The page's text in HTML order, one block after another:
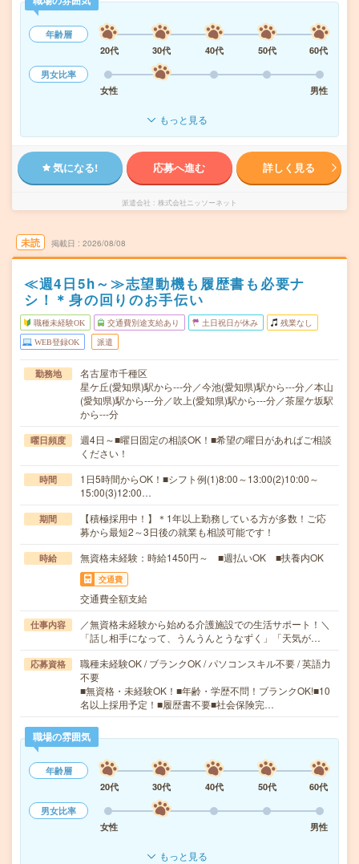
年齢層
20代
30代 40代 50代
60代
男女比率
女性
男性
もっと見る
気になる! 応募へ進む 詳しく見る
派遣会社 株式会社ニッソーネット
未読 掲載日 2026/08/08
≪週4日5h～≫志望動機も履歴書も必要ナ
シ！＊身の回りのお手伝い
職種未経験OK 交通費別途支給あり 土日祝日が休み 残業なし
WEB登録OK 派遣
勤務地
名古屋市千種区
星ケ丘(愛知県)駅から---分／今池(愛知県)駅から---分／本山
(愛知県)駅から---分／吹上(愛知県)駅から---分／茶屋ケ坂駅
から---分
曜日頻度
週4日～■曜日固定の相談OK！■希望の曜日があればご相談
ください！
時間
1日5時間からOK！■シフト例(1)8:00～13:00(2)10:00～
15:00(3)12:00…
期間
【積極採用中！】＊1年以上勤務している方が多数！ご応
募から最短2～3日後の就業も相談可能です！
時給 無資格未経験：時給1450円～ ■週払いOK ■扶養内OK
交通費
交通費全額支給
仕事内容
／無資格未経験から始める介護施設での生活サポート！＼
「話し相手になって、うんうんとうなずく」「天気が…
応募資格
職種未経験OK / ブランクOK / パソコンスキル不要 / 英語力
不要
■無資格・未経験OK！■年齢・学歴不問！ブランクOK!■10
名以上採用予定！■履歴書不要■社会保険完…
職場の雰囲気
年齢層
20代
30代 40代 50代
60代
男女比率
女性
男性
もっと見る